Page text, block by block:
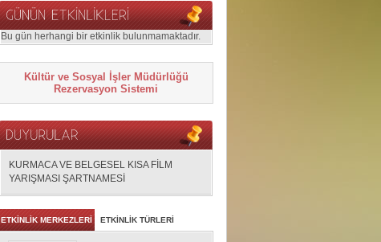
Bu gün herhangi bir etkinlik bulunmamaktadır.
Kültür ve Sosyal İşler Müdürlüğü
Rezervasyon Sistemi
KURMACA VE BELGESEL KISA FİLM
YARIŞMASI ŞARTNAMESİ
ETKİNLİK MERKEZLERİ ETKİNLİK TÜRLERİ